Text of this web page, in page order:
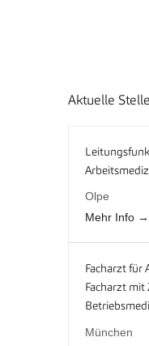
Aktuelle
Olpe
Mehr Info
Facharzt für
Facharzt
München